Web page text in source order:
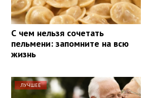
С чем нельзя сочетать
пельмени: запомните на всю
жизнь
ЛУЧШЕЕ